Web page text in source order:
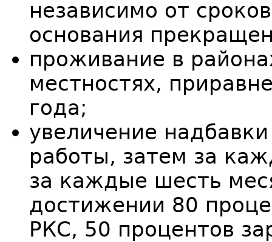
независимо от
основания
проживание в
местностях,
года;
увеличение
работы, затем за
за каждые шесть
достижении 80
РКС, 50 процентов